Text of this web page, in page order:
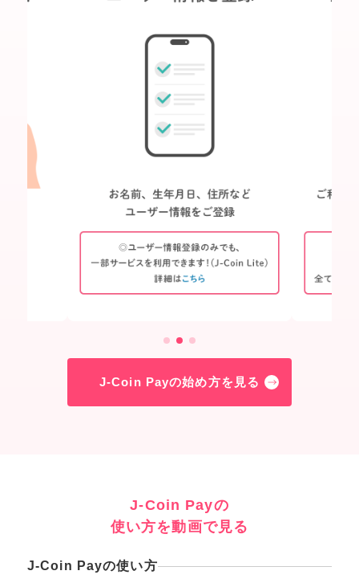
J-Coin Payの始め方を見る
J-Coin Payの
使い方を動画で見る
J-Coin Payの使い方